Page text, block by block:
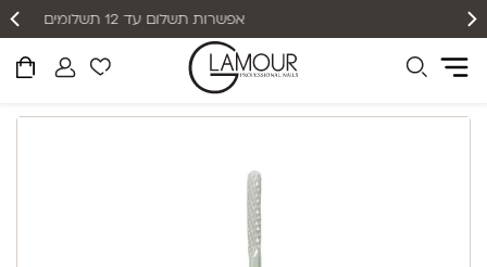
אפשרות תשלום עד 12 תשלומים